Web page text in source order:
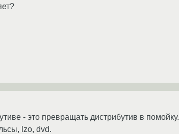
- это превращать дистрибутив в помойку.
lzo, dvd.